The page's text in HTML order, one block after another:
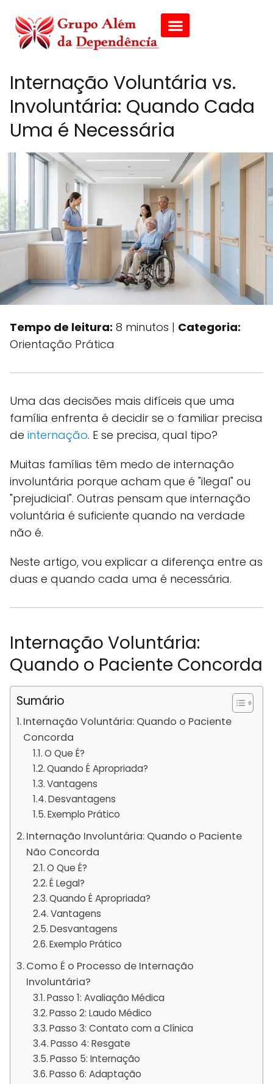
Internação Voluntária vs.
Involuntária: Quando Cada
Uma é Necessária
Tempo de leitura: 8 minutos | Categoria:
Orientação Prática
Uma das decisões mais difíceis que uma
família enfrenta é decidir se o familiar precisa
de internação. E se precisa, qual tipo?
Muitas famílias têm medo de internação
involuntária porque acham que é "ilegal" ou
"prejudicial". Outras pensam que internação
voluntária é suficiente quando na verdade
não é.
Neste artigo, vou explicar a diferença entre as
duas e quando cada uma é necessária.
Internação Voluntária:
Quando o Paciente Concorda
Sumário
Internação Voluntária: Quando o Paciente
Concorda
O Que É?
Quando É Apropriada?
Vantagens
Desvantagens
Exemplo Prático
Internação Involuntária: Quando o Paciente
Não Concorda
O Que É?
É Legal?
Quando É Apropriada?
Vantagens
Desvantagens
Exemplo Prático
Como É o Processo de Internação
Involuntária?
Passo 1: Avaliação Médica
Passo 2: Laudo Médico
Passo 3: Contato com a Clínica
Passo 4: Resgate
Passo 5: Internação
Passo 6: Adaptação